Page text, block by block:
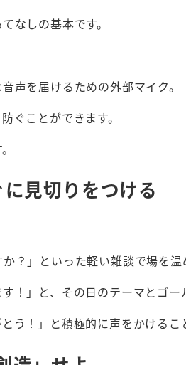
なしの基本です。
声を届けるための外部マイク。
ぐことができます。
見切りをつける
？」といった軽い雑談で場を温
」と、その日のテーマとゴー
！」と積極的に声をかけるこ